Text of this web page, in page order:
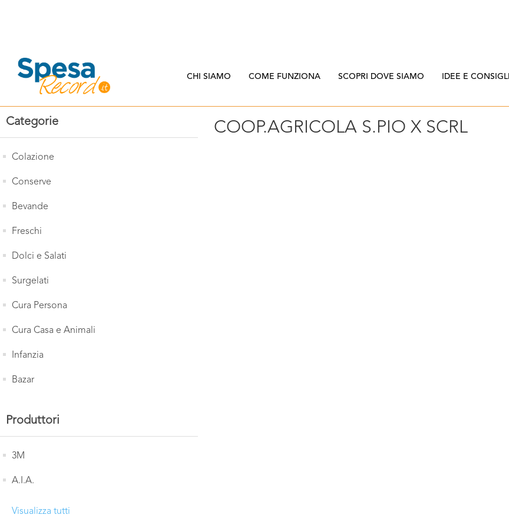
CHI SIAMO COME FUNZIONA SCOPRI DOVE SIAMO IDEE E CONSIGLI
Categorie
Colazione
Conserve
Bevande
Freschi
Dolci e Salati
Surgelati
Cura Persona
Cura Casa e Animali
Infanzia
Bazar
Produttori
3M
A.I.A.
Visualizza tutti
COOP.AGRICOLA S.PIO X SCRL